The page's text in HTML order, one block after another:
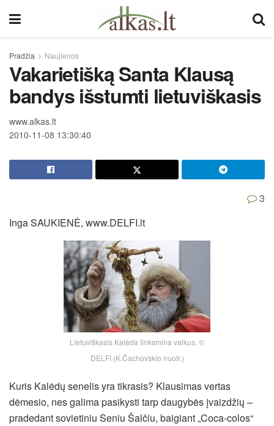
Pradžia Naujienos
Vakarietišką Santa Klausą
bandys išstumti lietuviškasis
www.alkas.lt
2010-11-08 13:30:40
3
Inga SAUKIENĖ, www.DELFI.lt
Lietuviškasis Kalėda linksmina vaikus, ©
DELFI (K.Čachovskio nuotr.)
Kuris Kalėdų senelis yra tikrasis? Klausimas vertas
dėmesio, nes galima pasikysti tarp daugybės įvaizdžių –
pradedant sovietiniu Seniu Šalčiu, baigiant „Coca-colos“